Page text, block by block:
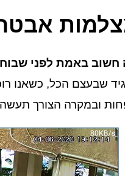
חשוב באמת לפני
שבעצם הכל, כשאנו
ובמקרה הצורך